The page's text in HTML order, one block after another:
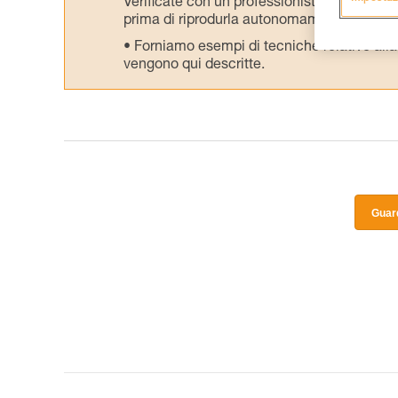
Verificate con un professionista la vostra
prima di riprodurla autonomamente.
Forniamo esempi di tecniche relative
vengono qui descritte.